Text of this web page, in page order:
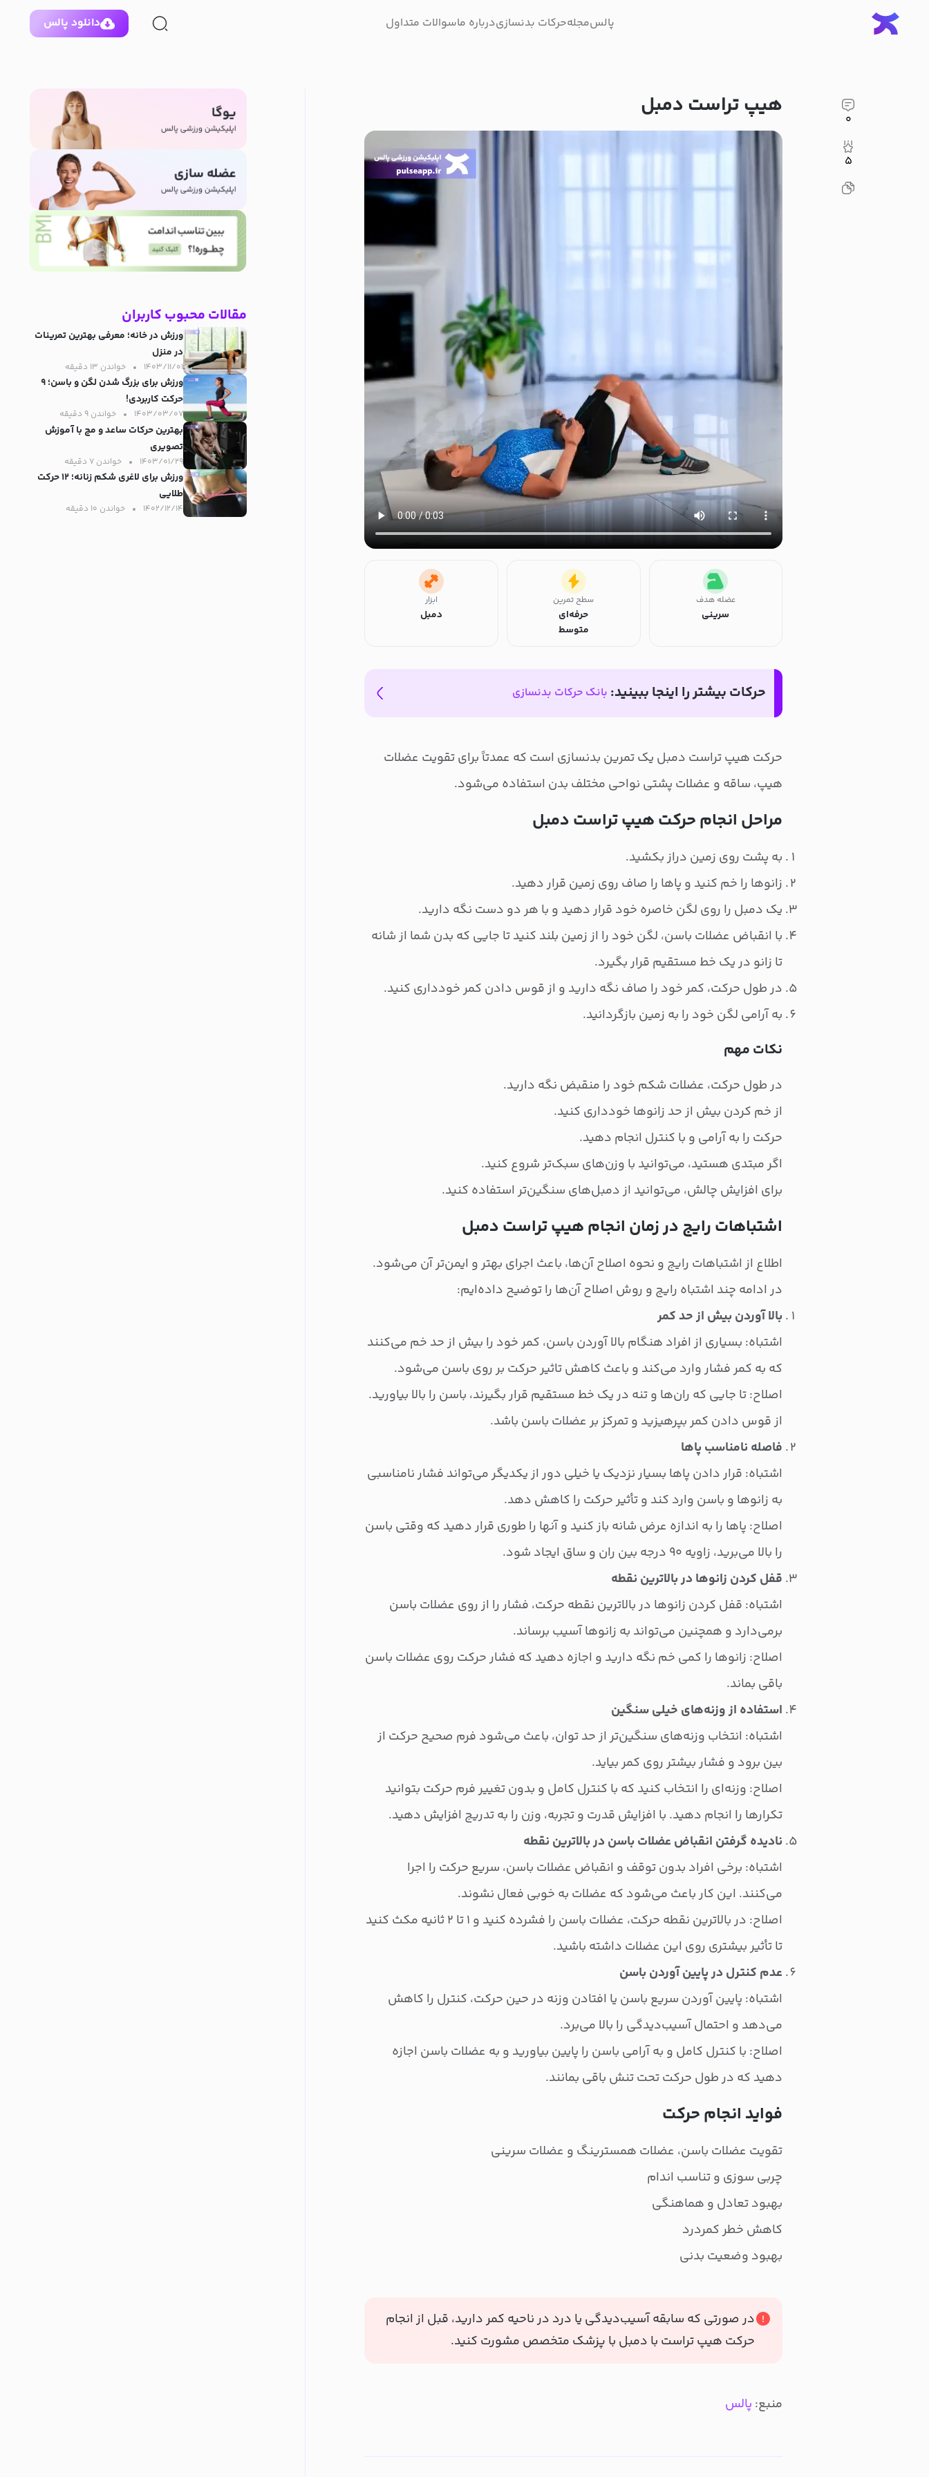
پالسمجلهحرکات بدنسازیدرباره ماسوالات متداول دانلود پالس
۰
۵
هیپ تراست دمبل
عضله هدف
سرینی
سطح تمرین
حرفه‌ای
متوسط
ابزار
دمبل
حرکات بیشتر را اینجا ببینید: بانک حرکات بدنسازی
حرکت هیپ تراست دمبل یک تمرین بدنسازی است که عمدتاً برای تقویت عضلات
هیپ، ساقه و عضلات پشتی نواحی مختلف بدن استفاده می‌شود.
مراحل انجام حرکت هیپ تراست دمبل
به پشت روی زمین دراز بکشید.
زانوها را خم کنید و پاها را صاف روی زمین قرار دهید.
یک دمبل را روی لگن خاصره خود قرار دهید و با هر دو دست نگه دارید.
با انقباض عضلات باسن، لگن خود را از زمین بلند کنید تا جایی که بدن شما از شانه
تا زانو در یک خط مستقیم قرار بگیرد.
در طول حرکت، کمر خود را صاف نگه دارید و از قوس دادن کمر خودداری کنید.
به آرامی لگن خود را به زمین بازگردانید.
نکات مهم
در طول حرکت، عضلات شکم خود را منقبض نگه دارید.
از خم کردن بیش از حد زانوها خودداری کنید.
حرکت را به آرامی و با کنترل انجام دهید.
اگر مبتدی هستید، می‌توانید با وزن‌های سبک‌تر شروع کنید.
برای افزایش چالش، می‌توانید از دمبل‌های سنگین‌تر استفاده کنید.
اشتباهات رایج در زمان انجام هیپ تراست دمبل
اطلاع از اشتباهات رایج و نحوه اصلاح آن‌ها، باعث اجرای بهتر و ایمن‌تر آن می‌شود.
در ادامه چند اشتباه رایج و روش اصلاح آن‌ها را توضیح داده‌ایم:
بالا آوردن بیش از حد کمر
اشتباه: بسیاری از افراد هنگام بالا آوردن باسن، کمر خود را بیش از حد خم می‌کنند
که به کمر فشار وارد می‌کند و باعث کاهش تاثیر حرکت بر روی باسن می‌شود.
اصلاح: تا جایی که ران‌ها و تنه در یک خط مستقیم قرار بگیرند، باسن را بالا بیاورید.
از قوس دادن کمر بپرهیزید و تمرکز بر عضلات باسن باشد.
فاصله نامناسب پاها
اشتباه: قرار دادن پاها بسیار نزدیک یا خیلی دور از یکدیگر می‌تواند فشار نامناسبی
به زانوها و باسن وارد کند و تأثیر حرکت را کاهش دهد.
اصلاح: پاها را به اندازه عرض شانه باز کنید و آنها را طوری قرار دهید که وقتی باسن
را بالا می‌برید، زاویه ۹۰ درجه بین ران و ساق ایجاد شود.
قفل کردن زانوها در بالاترین نقطه
اشتباه: قفل کردن زانوها در بالاترین نقطه حرکت، فشار را از روی عضلات باسن
برمی‌دارد و همچنین می‌تواند به زانوها آسیب برساند.
اصلاح: زانوها را کمی خم نگه دارید و اجازه دهید که فشار حرکت روی عضلات باسن
باقی بماند.
استفاده از وزنه‌های خیلی سنگین
اشتباه: انتخاب وزنه‌های سنگین‌تر از حد توان، باعث می‌شود فرم صحیح حرکت از
بین برود و فشار بیشتر روی کمر بیاید.
اصلاح: وزنه‌ای را انتخاب کنید که با کنترل کامل و بدون تغییر فرم حرکت بتوانید
تکرارها را انجام دهید. با افزایش قدرت و تجربه، وزن را به تدریج افزایش دهید.
نادیده گرفتن انقباض عضلات باسن در بالاترین نقطه
اشتباه: برخی افراد بدون توقف و انقباض عضلات باسن، سریع حرکت را اجرا
می‌کنند. این کار باعث می‌شود که عضلات به خوبی فعال نشوند.
اصلاح: در بالاترین نقطه حرکت، عضلات باسن را فشرده کنید و ۱ تا ۲ ثانیه مکث کنید
تا تأثیر بیشتری روی این عضلات داشته باشید.
عدم کنترل در پایین آوردن باسن
اشتباه: پایین آوردن سریع باسن یا افتادن وزنه در حین حرکت، کنترل را کاهش
می‌دهد و احتمال آسیب‌دیدگی را بالا می‌برد.
اصلاح: با کنترل کامل و به آرامی باسن را پایین بیاورید و به عضلات باسن اجازه
دهید که در طول حرکت تحت تنش باقی بمانند.
فواید انجام حرکت
تقویت عضلات باسن، عضلات همسترینگ و عضلات سرینی
چربی سوزی و تناسب اندام
بهبود تعادل و هماهنگی
کاهش خطر کمردرد
بهبود وضعیت بدنی
در صورتی که سابقه آسیب‌دیدگی یا درد در ناحیه کمر دارید، قبل از انجام
حرکت هیپ تراست با دمبل با پزشک متخصص مشورت کنید.
منبع: پالس
مقالات محبوب کاربران
ورزش در خانه؛ معرفی بهترین تمرینات
در منزل
۱۴۰۳/۱۱/۰۱ خواندن ۱۳ دقیقه‌
ورزش برای بزرگ شدن لگن و باسن؛ ۹
حرکت کاربردی!
۱۴۰۳/۰۳/۰۷ خواندن ۹ دقیقه‌
بهترین حرکات ساعد و مچ با آموزش
تصویری
۱۴۰۳/۰۱/۲۹ خواندن ۷ دقیقه‌
ورزش برای لاغری شکم زنانه؛ ۱۲ حرکت
طلایی
۱۴۰۲/۱۲/۱۴ خواندن ۱۰ دقیقه‌